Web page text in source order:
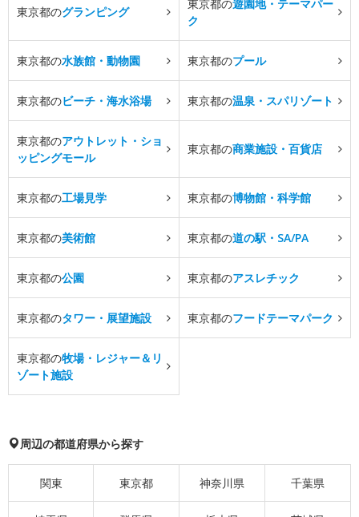
東京都のグランピング
東京都の遊園地・テーマパー
ク
東京都の水族館・動物園 東京都のプール
東京都のビーチ・海水浴場 東京都の温泉・スパリゾート
東京都のアウトレット・ショ
ッピングモール
東京都の商業施設・百貨店
東京都の工場見学 東京都の博物館・科学館
東京都の美術館 東京都の道の駅・SA/PA
東京都の公園 東京都のアスレチック
東京都のタワー・展望施設 東京都のフードテーマパーク
東京都の牧場・レジャー＆リ
ゾート施設
周辺の都道府県から探す
関東 東京都 神奈川県 千葉県